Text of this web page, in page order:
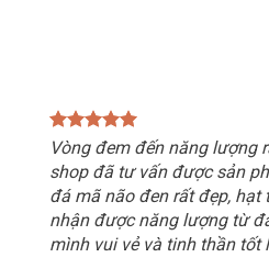
Vòng đem đến năng lượng
shop đã tư vấn được sản
đá mã não đen rất đẹp, hạt
nhận được năng lượng từ
mình vui vẻ và tinh thần tốt